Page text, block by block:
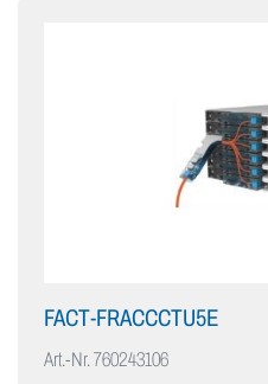
FACT-FRACCCTU5E
Art.-Nr.760243106